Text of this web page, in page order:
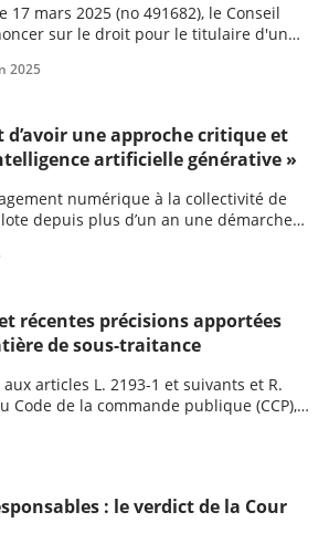
mars 2025 (no 491682), le Conseil
sur le droit pour le titulaire d'un
2025
une approche critique et
artificielle générative »
numérique à la collectivité de
depuis plus d’un an une démarche
générative (IAG) pour l’action
récentes précisions apportées
de sous-traitance
aux articles L. 2193-1 et suivants et R.
Code de la commande publique (CCP),
qui n'est pas lié par contrat à
: le verdict de la Cour